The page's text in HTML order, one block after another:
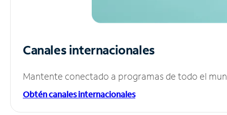
Canales internacionales
Mantente conectado a programas de todo el
Obtén canales internacionales